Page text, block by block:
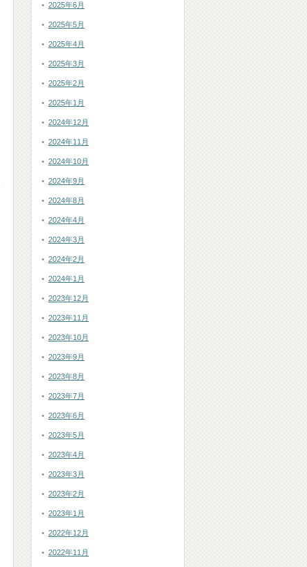
2025年6月
2025年5月
2025年4月
2025年3月
2025年2月
2025年1月
2024年12月
2024年11月
2024年10月
2024年9月
2024年8月
2024年4月
2024年3月
2024年2月
2024年1月
2023年12月
2023年11月
2023年10月
2023年9月
2023年8月
2023年7月
2023年6月
2023年5月
2023年4月
2023年3月
2023年2月
2023年1月
2022年12月
2022年11月